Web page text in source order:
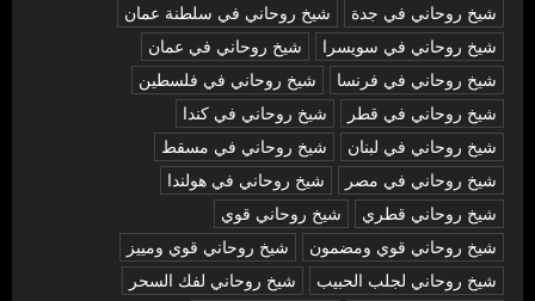
شيخ روحاني في جدة
شيخ روحاني في سلطنة عمان
شيخ روحاني في سويسرا
شيخ روحاني في عمان
شيخ روحاني في فرنسا
شيخ روحاني في فلسطين
شيخ روحاني في قطر
شيخ روحاني في كندا
شيخ روحاني في لبنان
شيخ روحاني في مسقط
شيخ روحاني في مصر
شيخ روحاني في هولندا
شيخ روحاني قطري
شيخ روحاني قوي
شيخ روحاني قوي ومضمون
شيخ روحاني قوي ومييز
شيخ روحاني لجلب الحبيب
شيخ روحاني لفك السحر